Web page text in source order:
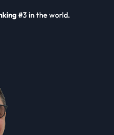
#3 in the world.